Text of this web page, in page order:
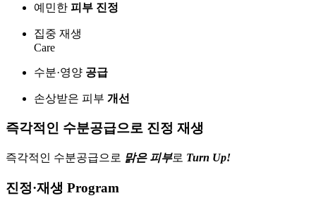
예민한 피부 진정
집중 재생
Care
수분·영양 공급
손상받은 피부 개선
즉각적인 수분공급으로 진정 재생
즉각적인 수분공급으로 맑은 피부로 Turn Up!
진정·재생 Program